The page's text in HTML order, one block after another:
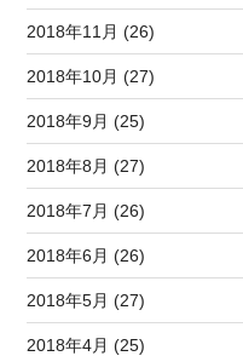
2018年11月 (26)
2018年10月 (27)
2018年9月 (25)
2018年8月 (27)
2018年7月 (26)
2018年6月 (26)
2018年5月 (27)
2018年4月 (25)